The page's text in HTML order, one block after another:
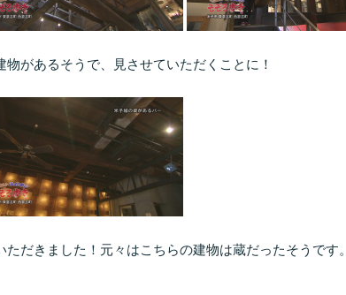
があるそうで、見させていただくことに！
だきました！元々はこちらの建物は蔵だったそうです。